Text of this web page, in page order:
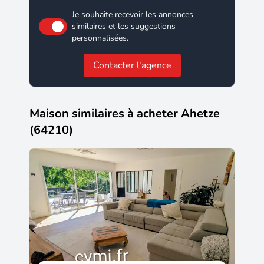
Je souhaite recevoir les annonces
similaires et les suggestions
personnalisées.
Contacter l'agence
Maison similaires à acheter Ahetze
(64210)